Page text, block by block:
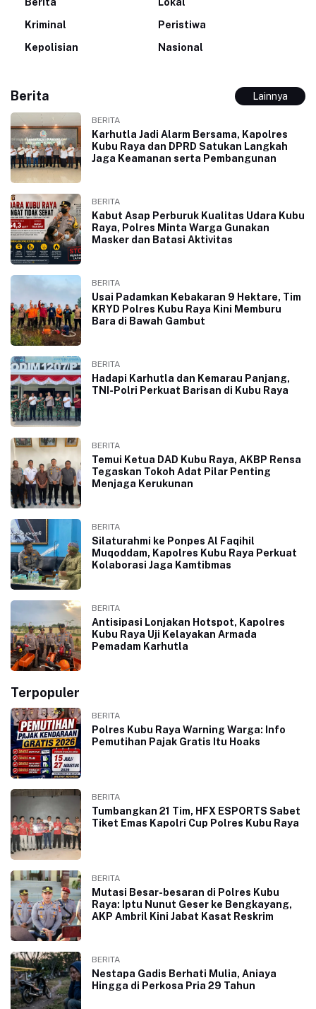
Kriminal
Peristiwa
Kepolisian
Nasional
Berita Lainnya
BERITA
Karhutla Jadi Alarm Bersama, Kapolres
Kubu Raya dan DPRD Satukan Langkah
Jaga Keamanan serta Pembangunan
BERITA
Kabut Asap Perburuk Kualitas Udara Kubu
Raya, Polres Minta Warga Gunakan
Masker dan Batasi Aktivitas
BERITA
Usai Padamkan Kebakaran 9 Hektare, Tim
KRYD Polres Kubu Raya Kini Memburu
Bara di Bawah Gambut
BERITA
Hadapi Karhutla dan Kemarau Panjang,
TNI-Polri Perkuat Barisan di Kubu Raya
BERITA
Temui Ketua DAD Kubu Raya, AKBP Rensa
Tegaskan Tokoh Adat Pilar Penting
Menjaga Kerukunan
BERITA
Silaturahmi ke Ponpes Al Faqihil
Muqoddam, Kapolres Kubu Raya Perkuat
Kolaborasi Jaga Kamtibmas
BERITA
Antisipasi Lonjakan Hotspot, Kapolres
Kubu Raya Uji Kelayakan Armada
Pemadam Karhutla
Terpopuler
BERITA
Polres Kubu Raya Warning Warga: Info
Pemutihan Pajak Gratis Itu Hoaks
BERITA
Tumbangkan 21 Tim, HFX ESPORTS Sabet
Tiket Emas Kapolri Cup Polres Kubu Raya
BERITA
Mutasi Besar-besaran di Polres Kubu
Raya: Iptu Nunut Geser ke Bengkayang,
AKP Ambril Kini Jabat Kasat Reskrim
BERITA
Nestapa Gadis Berhati Mulia, Aniaya
Hingga di Perkosa Pria 29 Tahun